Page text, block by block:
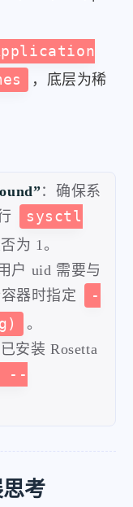
，底层为稀
：确保系
sysctl
为 1。
户 uid 需要与
器时指定
-
。
安装 Rosetta
--
考